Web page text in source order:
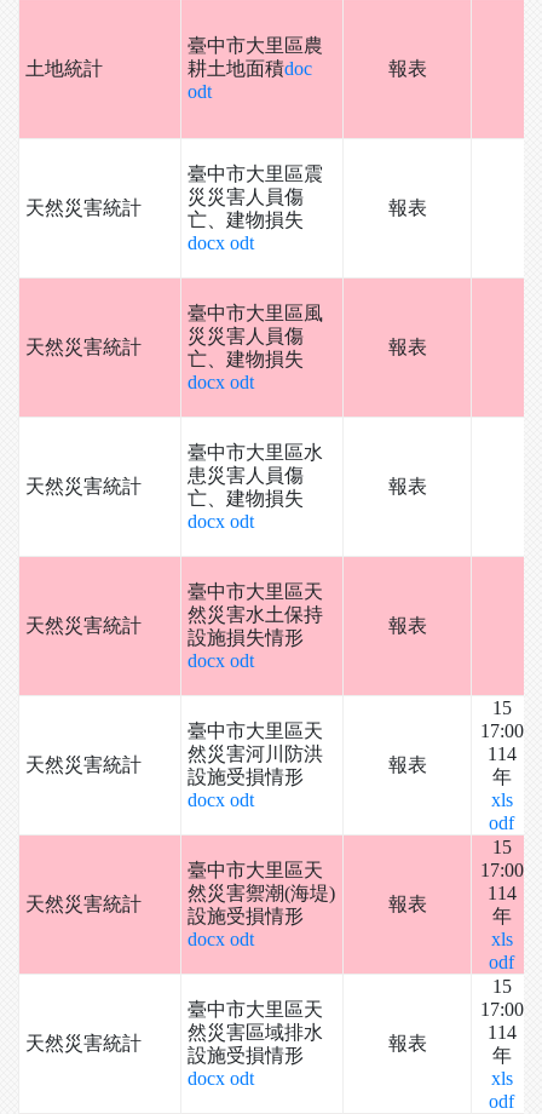
土地統計
臺中市大里區農
耕土地面積doc
odt
報表
天然災害統計
臺中市大里區震
災災害人員傷
亡、建物損失
docx odt
報表
天然災害統計
臺中市大里區風
災災害人員傷
亡、建物損失
docx odt
報表
天然災害統計
臺中市大里區水
患災害人員傷
亡、建物損失
docx odt
報表
天然災害統計
臺中市大里區天
然災害水土保持
設施損失情形
docx odt
報表
天然災害統計
臺中市大里區天
然災害河川防洪
設施受損情形
docx odt
報表
15
17:00
114
年
xls
odf
天然災害統計
臺中市大里區天
然災害禦潮(海堤)
設施受損情形
docx odt
報表
15
17:00
114
年
xls
odf
天然災害統計
臺中市大里區天
然災害區域排水
設施受損情形
docx odt
報表
15
17:00
114
年
xls
odf